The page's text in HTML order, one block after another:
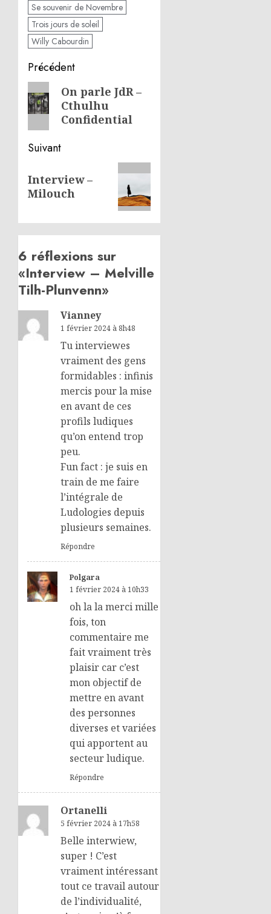
Se souvenir de Novembre
Trois jours de soleil
Willy Cabourdin
Navigation
d’article
Précédent
Article
précédent:
On parle JdR –
Cthulhu
Confidential
Suivant
suivant:
Interview –
Milouch
6 réflexions sur
«Interview – Melville
Tilh-Plunvenn»
Vianney
1 février 2024 à 8h48
Tu interviewes
vraiment des gens
formidables : infinis
mercis pour la mise
en avant de ces
profils ludiques
qu’on entend trop
peu.
Fun fact : je suis en
train de me faire
l’intégrale de
Ludologies depuis
plusieurs semaines.
Répondre
Polgara
1 février 2024 à 10h33
oh la la merci mille
fois, ton
commentaire me
fait vraiment très
plaisir car c’est
mon objectif de
mettre en avant
des personnes
diverses et variées
qui apportent au
secteur ludique.
Répondre
Ortanelli
5 février 2024 à 17h58
Belle interwiew,
super ! C’est
vraiment intéressant
tout ce travail autour
de l’individualité,